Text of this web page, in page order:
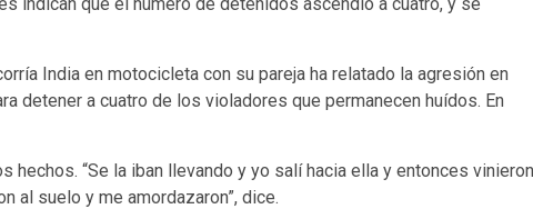
India en motocicleta con su pareja ha relatado la agresión en
detener a cuatro de los violadores que permanecen huídos. En
hechos. “Se la iban llevando y yo salí hacia ella y entonces vinieron
al suelo y me amordazaron”, dice.